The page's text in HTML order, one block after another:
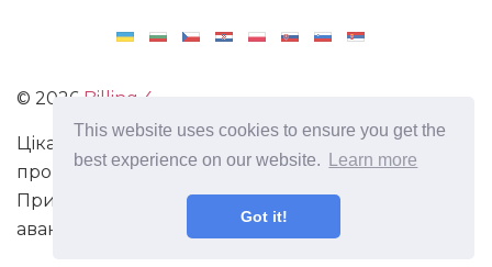
This website uses cookies to ensure you get the
best experience on our website.
Learn more
Got it!
© 2026 Billing 4
Цікаві та захоплюючі факти з усього світу. Статті
про виживання в непередбачених ситуаціях.
Пригоди, маршрути і спосіб життя сучасного
авантюриста. Все про мистецтво магії.